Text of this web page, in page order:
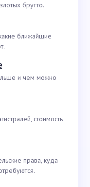
брутто.
ближайшие
и чем можно
стоимость
права, куда